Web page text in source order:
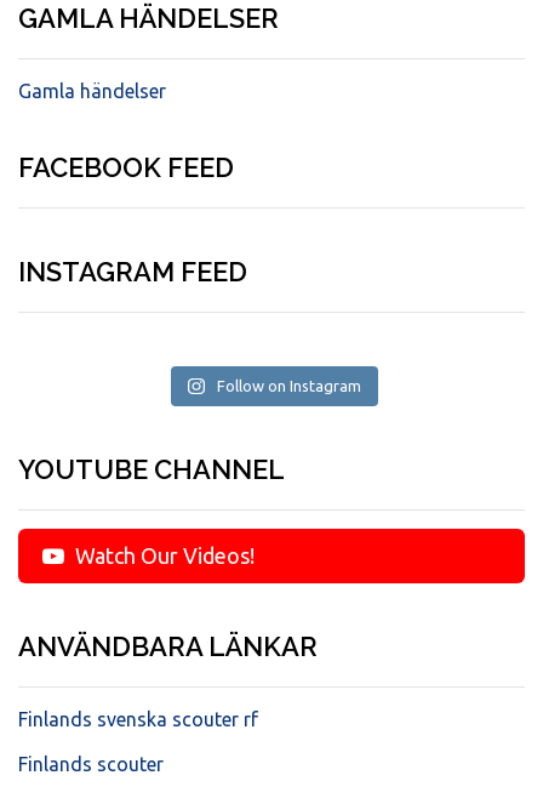
GAMLA HÄNDELSER
Gamla händelser
FACEBOOK FEED
INSTAGRAM FEED
Follow on Instagram
YOUTUBE CHANNEL
Watch Our Videos!
ANVÄNDBARA LÄNKAR
Finlands svenska scouter rf
Finlands scouter